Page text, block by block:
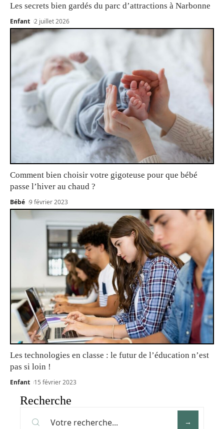
Les secrets bien gardés du parc d’attractions à Narbonne
Enfant 2 juillet 2026
Comment bien choisir votre gigoteuse pour que bébé
passe l’hiver au chaud ?
Bébé 9 février 2023
Les technologies en classe : le futur de l’éducation n’est
pas si loin !
Enfant 15 février 2023
Recherche